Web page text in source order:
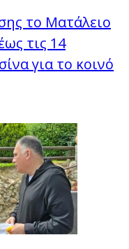
το Ματάλειο
τις 14
για το κοινό